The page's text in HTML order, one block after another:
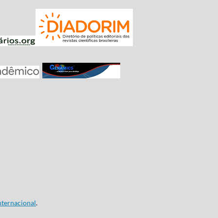
.